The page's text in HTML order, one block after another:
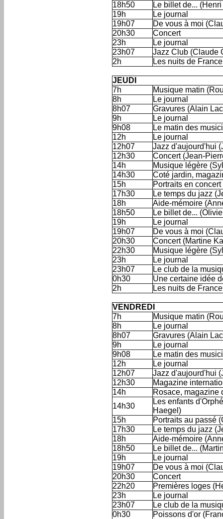
18h50
Le billet de...
19h
Le journal
19h07
De vous à moi
20h30
Concert
23h
Le journal
23h07
Jazz Club (Claude
2h
Les nuits de
JEUDI
7h
Musique matin
8h
Le journal
8h07
Gravures (Alain
9h
Le journal
9h08
Le matin des
12h
Le journal
12h07
Jazz d'aujourd'hui
12h30
Concert (Jean-
14h
Musique légère
14h30
Coté jardin,
15h
Portraits en
17h30
Le temps du jazz
18h
Aide-mémoire
18h50
Le billet de...
19h
Le journal
19h07
De vous à moi
20h30
Concert (Martine
22h30
Musique légère
23h
Le journal
23h07
Le club de la
0h30
Une certaine idée
2h
Les nuits de
VENDREDI
7h
Musique matin
8h
Le journal
8h07
Gravures (Alain
9h
Le journal
9h08
Le matin des
12h
Le journal
12h07
Jazz d'aujourd'hui
12h30
Magazine
14h
Rosace, magazine
14h30
Les enfants
Haegel)
15h
Portraits au passé
17h30
Le temps du jazz
18h
Aide-mémoire
18h50
Le billet de...
19h
Le journal
19h07
De vous à moi
20h30
Concert
22h20
Premières loges
23h
Le journal
23h07
Le club de la
0h30
Poissons d'or